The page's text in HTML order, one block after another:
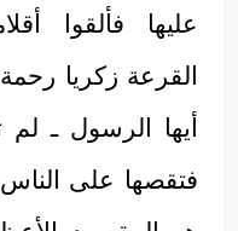
عليها فألقوا
القرعة زكريا
أيها الرسول ـ لم
فتقصها على الناس،